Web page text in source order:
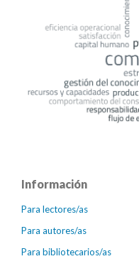
Información
Para lectores/as
Para autores/as
Para bibliotecarios/as